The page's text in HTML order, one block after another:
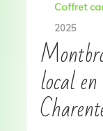
Coffret
2025
local